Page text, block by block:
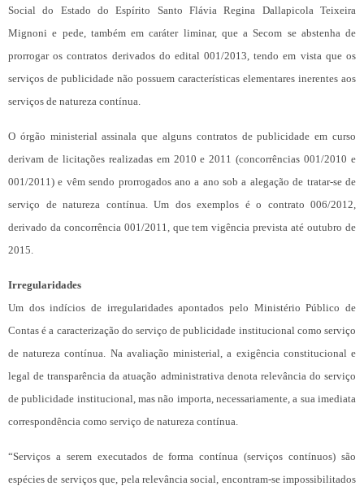
Social do Estado do Espírito Santo Flávia Regina Dallapicola Teixeira
Mignoni e pede, também em caráter liminar, que a Secom se abstenha de
prorrogar os contratos derivados do edital 001/2013, tendo em vista que os
serviços de publicidade não possuem características elementares inerentes aos
serviços de natureza contínua.
O órgão ministerial assinala que alguns contratos de publicidade em curso
derivam de licitações realizadas em 2010 e 2011 (concorrências 001/2010 e
001/2011) e vêm sendo prorrogados ano a ano sob a alegação de tratar-se de
serviço de natureza contínua. Um dos exemplos é o contrato 006/2012,
derivado da concorrência 001/2011, que tem vigência prevista até outubro de
2015.
Irregularidades
Um dos indícios de irregularidades apontados pelo Ministério Público de
Contas é a caracterização do serviço de publicidade institucional como serviço
de natureza contínua. Na avaliação ministerial, a exigência constitucional e
legal de transparência da atuação administrativa denota relevância do serviço
de publicidade institucional, mas não importa, necessariamente, a sua imediata
correspondência como serviço de natureza contínua.
“Serviços a serem executados de forma contínua (serviços contínuos) são
espécies de serviços que, pela relevância social, encontram-se impossibilitados